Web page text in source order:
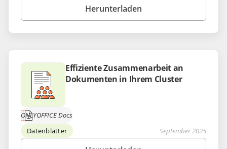
Herunterladen
Effiziente Zusammenarbeit an
Dokumenten in Ihrem Cluster
ONLYOFFICE Docs
Datenblätter
September 2025